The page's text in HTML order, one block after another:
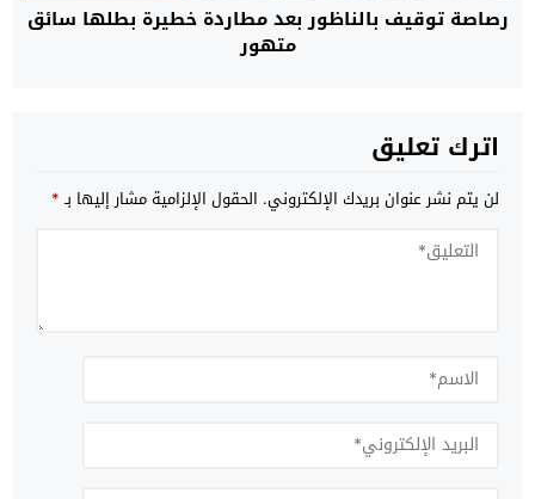
رصاصة توقيف بالناظور بعد مطاردة خطيرة بطلها سائق
متهور
اترك تعليق
لن يتم نشر عنوان بريدك الإلكتروني. الحقول الإلزامية مشار إليها بـ*